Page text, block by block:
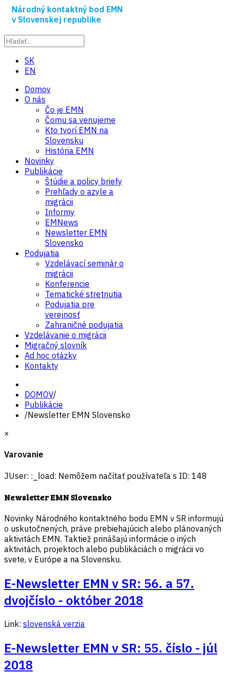
Národný kontaktný bod EMN
v Slovenskej republike
SK
EN
Domov
O nás
Čo je EMN
Čomu sa venujeme
Kto tvorí EMN na
Slovensku
História EMN
Novinky
Publikácie
Štúdie a policy briefy
Prehľady o azyle a
migrácii
Informy
EMNews
Newsletter EMN
Slovensko
Podujatia
Vzdelávací seminár o
migrácii
Konferencie
Tematické stretnutia
Podujatia pre
verejnosť
Zahraničné podujatia
Vzdelávanie o migrácii
Migračný slovník
Ad hoc otázky
Kontakty
DOMOV/
Publikácie
/Newsletter EMN Slovensko
×
Varovanie
JUser: :_load: Nemôžem načítať používateľa s ID: 148
Newsletter EMN Slovensko
Novinky Národného kontaktného bodu EMN v SR informujú
o uskutočnených, práve prebiehajúcich alebo plánovaných
aktivitách EMN. Taktiež prinášajú informácie o iných
aktivitách, projektoch alebo publikáciách o migrácii vo
svete, v Európe a na Slovensku.
E-Newsletter EMN v SR: 56. a 57.
dvojčíslo - október 2018
Link: slovenská verzia
E-Newsletter EMN v SR: 55. číslo - júl
2018